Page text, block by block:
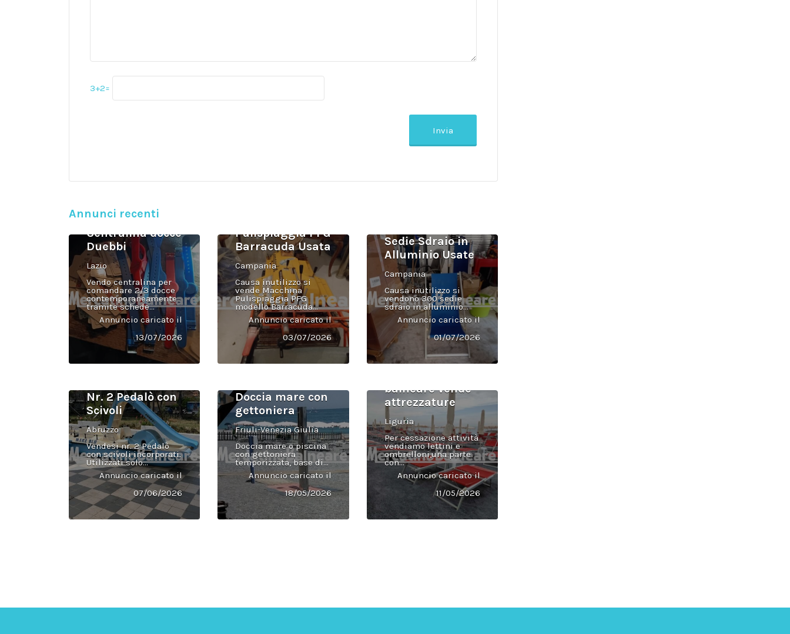
3+2=
Annunci recenti
Centralina docce
Duebbi
Lazio
Vendo centralina per
comandare 2/3 docce
contemporaneamente
tramite schede...
Annuncio caricato il
13/07/2026
Pulispiaggia PFG
Barracuda Usata
Campania
Causa inutilizzo si
vende Macchina
Pulispiaggia PFG
modello Barracuda...
Annuncio caricato il
03/07/2026
Sedie Sdraio in
Alluminio Usate
Campania
Causa inutilizzo si
vendono 300 sedie
sdraio in alluminio...
Annuncio caricato il
01/07/2026
Nr. 2 Pedalò con
Scivoli
Abruzzo
Vendesi nr. 2 Pedalò
con scivoli incorporati.
Utilizzati solo...
Annuncio caricato il
07/06/2026
Doccia mare con
gettoniera
Friuli-Venezia Giulia
Doccia mare o piscina
con gettoniera
temporizzata, base di...
Annuncio caricato il
18/05/2026
balneare vende
attrezzature
Liguria
Per cessazione attività
vendiamo lettini e
ombrelloni,una parte
con...
Annuncio caricato il
11/05/2026